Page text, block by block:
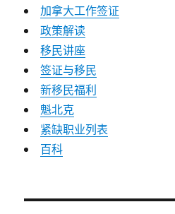
加拿大工作签证
政策解读
移民讲座
签证与移民
新移民福利
魁北克
紧缺职业列表
百科